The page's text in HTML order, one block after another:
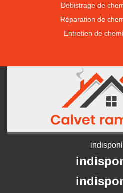
Débistrage de
Réparation de
Entretien de